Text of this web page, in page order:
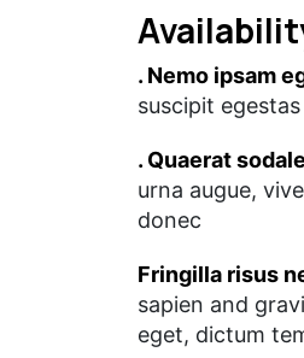
. Nemo ipsam
suscipit
. Quaerat
urna augue,
donec
Fringilla risus
sapien and
eget, dictum